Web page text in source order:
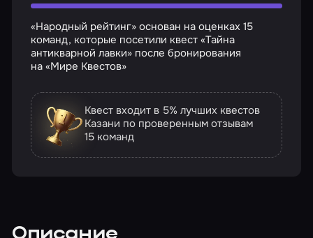
«Народный рейтинг» основан на оценках 15
команд, которые посетили квест «Тайна
антикварной лавки» после бронирования
на «Мире Квестов»
Квест входит в 5% лучших квестов
Казани по проверенным отзывам
15 команд